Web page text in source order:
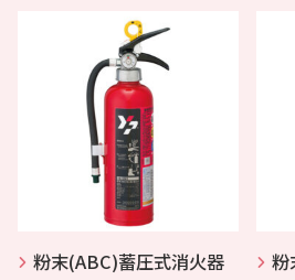
粉末(ABC)蓄圧式消火器
粉